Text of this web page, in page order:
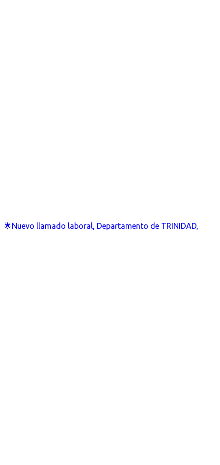
🌟Nuevo llamado laboral, Departamento de TRINIDAD,